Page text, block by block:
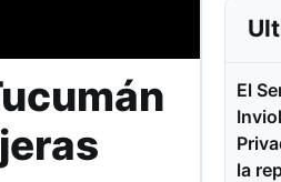
El
la